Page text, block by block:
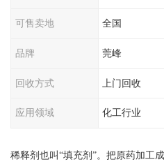
可售卖地 全国
品牌 莞峰
回收方式 上门回收
应用领域 化工行业
稀释剂也叫“填充剂”。把原药加工